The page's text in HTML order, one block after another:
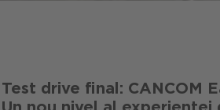
Test drive final: CANCOM